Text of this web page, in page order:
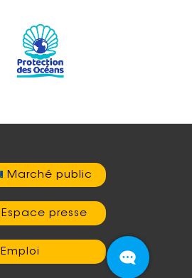
Marché public
Espace presse
Emploi